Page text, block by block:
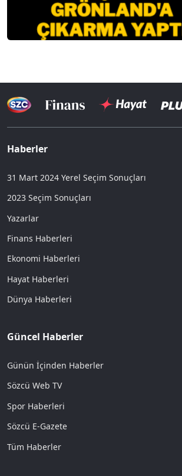
Haberler
31 Mart 2024 Yerel Seçim Sonuçları
2023 Seçim Sonuçları
Yazarlar
Finans Haberleri
Ekonomi Haberleri
Hayat Haberleri
Dünya Haberleri
Güncel Haberler
Günün İçinden Haberler
Sözcü Web TV
Spor Haberleri
Sözcü E-Gazete
Tüm Haberler